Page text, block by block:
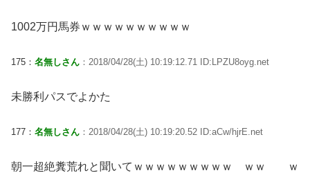
1002万円馬券ｗｗｗｗｗｗｗｗｗｗ
175： 名無しさん ：2018/04/28(土) 10:19:12.71 ID:LPZU8oyg.net
未勝利パスでよかた
177： 名無しさん ：2018/04/28(土) 10:19:20.52 ID:aCw/hjrE.net
朝一超絶糞荒れと聞いてｗｗｗｗｗｗｗｗｗ ｗｗ ｗ